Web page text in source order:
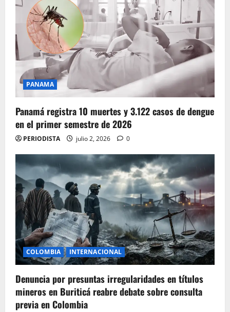
PANAMA
Panamá registra 10 muertes y 3.122 casos de dengue
en el primer semestre de 2026
PERIODISTA julio 2, 2026 0
COLOMBIA INTERNACIONAL
Denuncia por presuntas irregularidades en títulos
mineros en Buriticá reabre debate sobre consulta
previa en Colombia